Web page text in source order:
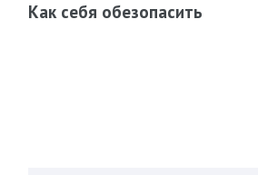
Как себя обезопасить